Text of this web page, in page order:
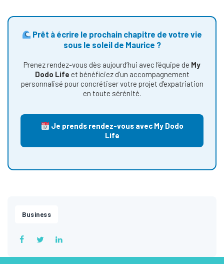
Prêt à écrire le prochain chapitre de votre vie
sous le soleil de Maurice ?
Prenez rendez-vous dès aujourd’hui avec l’équipe de My
Dodo Life et bénéficiez d’un accompagnement
personnalisé pour concrétiser votre projet d’expatriation
en toute sérénité.
Je prends rendez-vous avec My Dodo
Life
Business